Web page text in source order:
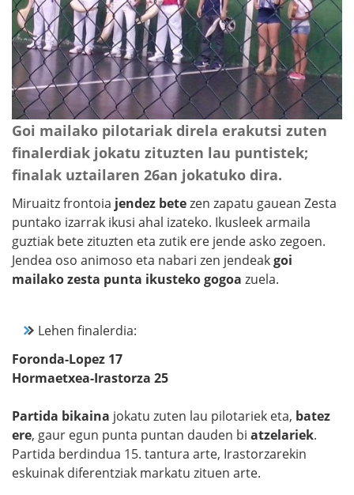
Goi mailako pilotariak direla erakutsi zuten
finalerdiak jokatu zituzten lau puntistek;
finalak uztailaren 26an jokatuko dira.
Miruaitz frontoia jendez betezen zapatu gauean Zesta
puntako izarrak ikusi ahal izateko. Ikusleek armaila
guztiak bete zituzten eta zutik ere jende asko zegoen.
Jendea oso animoso eta nabari zen jendeakgoi
mailako zesta punta ikusteko gogoa zuela.
Lehen finalerdia:
Foronda-Lopez 17
Hormaetxea-Irastorza 25
Partida bikaina jokatu zuten lau pilotariek eta, batez
ere, gaur egun punta puntan dauden bi atzelariek.
Partida berdindua 15. tantura arte, Irastorzarekin
eskuinak diferentziak markatu zituen arte.